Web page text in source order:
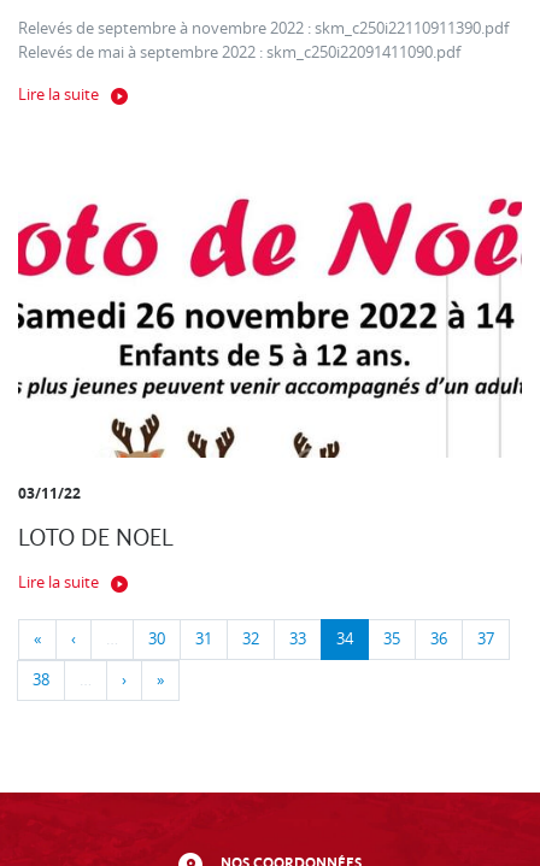
Relevés de septembre à novembre 2022 : skm_c250i22110911390.pdf
Relevés de mai à septembre 2022 : skm_c250i22091411090.pdf
Lire la suite
03/11/22
LOTO DE NOEL
Lire la suite
« ‹ … 30 31 32 33 34 35 36 37
38 … › »